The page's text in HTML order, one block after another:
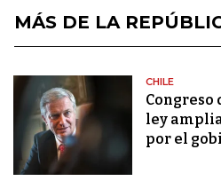
MÁS DE LA
CHILE
Congreso
ley
por el